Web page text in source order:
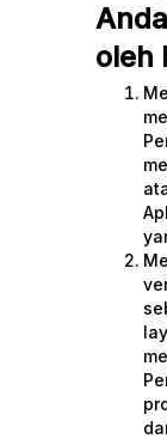
oleh